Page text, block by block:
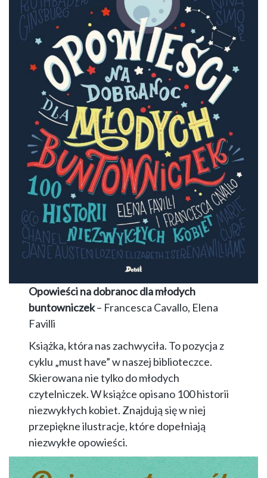
Opowieści na dobranoc dla młodych
buntowniczek– Francesca Cavallo, Elena
Favilli
Książka, która nas zachwyciła. To pozycja z
cyklu „must have” w naszej biblioteczce.
Skierowana nie tylko do młodych
czytelniczek. W książce opisano 100 historii
niezwykłych kobiet. Znajdują się w niej
przepiękne ilustracje, które dopełniają
niezwykłe opowieści.